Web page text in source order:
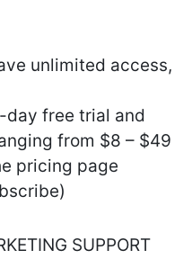
unlimited access,
day free trial and
from $8 – $49
pricing page
SUPPORT